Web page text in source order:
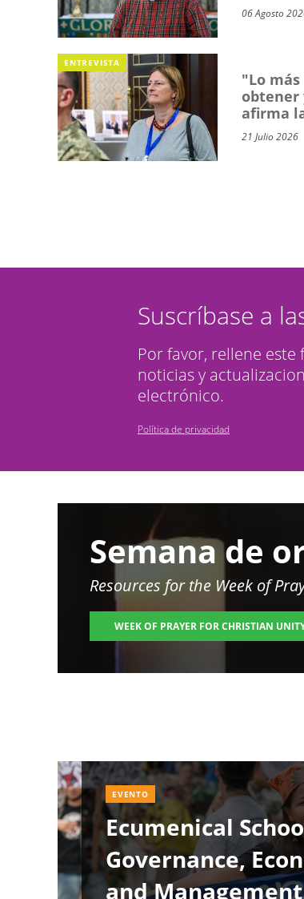
06 Agosto
ENTREVISTA
"Lo
obtener
afirma
21 Julio 2026
Suscríbase a
Por favor, rellene
noticias y
electrónico.
Política de privacidad
Semana de
Resources for the Week of
WEEK OF PRAYER FOR CHRISTIAN
Image
EVENTO
Ecumenical
Governance,
and